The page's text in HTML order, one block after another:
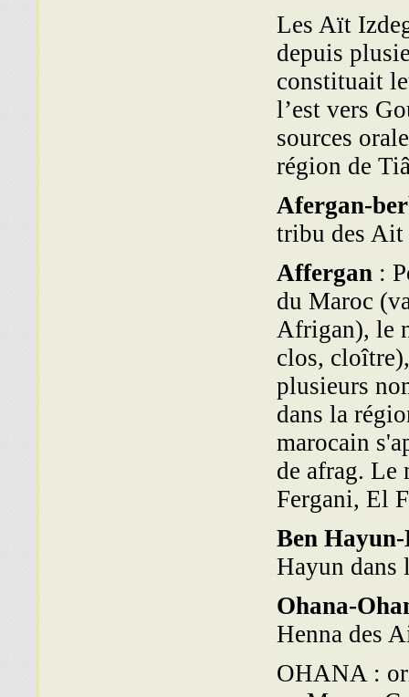
Les Aït
depuis
constituait
l’est vers
sources
région de
Afergan-
tribu des Ait
Affergan :
du Maroc
Afrigan), le
clos,
plusieurs
dans la
marocain
de afrag. Le
Fergani, El
Ben
Hayun dans
Ohana-
Henna des
OHANA :